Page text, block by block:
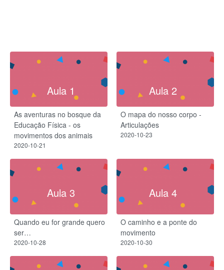
Aula 1
As aventuras no bosque da
Educação Física - os
movimentos dos animais
2020-10-21
Aula 2
O mapa do nosso corpo -
Articulações
2020-10-23
Aula 3
Quando eu for grande quero
ser…
2020-10-28
Aula 4
O caminho e a ponte do
movimento
2020-10-30